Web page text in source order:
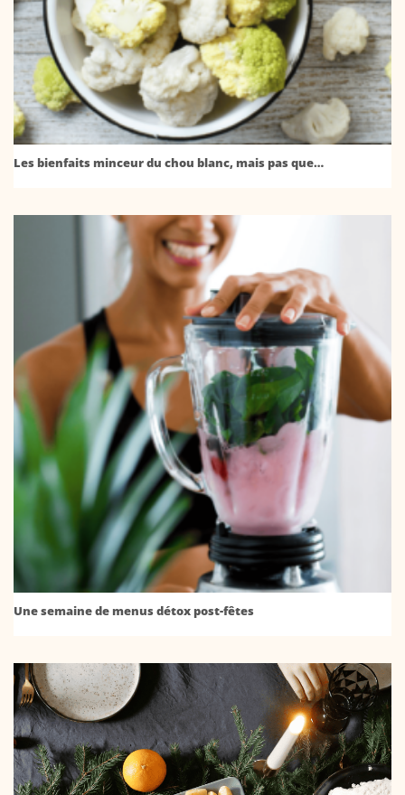
Les bienfaits minceur du chou blanc, mais pas que…
Une semaine de menus détox post-fêtes